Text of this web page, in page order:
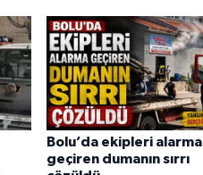
Bolu’da ekipleri alarma
geçiren dumanın sırrı